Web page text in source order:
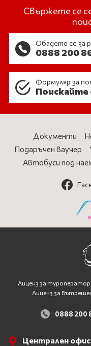
Свържете се
Обадете се за
0888 200
Формуляр за
Документи
Подаръчен ваучер
Автобуси под
Лиценз за
Лиценз за
0888 200
Централен